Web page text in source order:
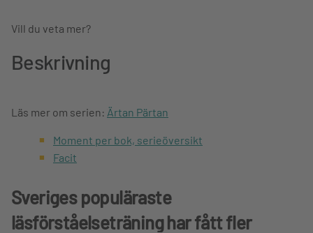
Vill du veta mer?
Beskrivning
Läs mer om serien: Ärtan Pärtan
Moment per bok, serieöversikt
Facit
Sveriges populäraste
läsförståelseträning har fått fler